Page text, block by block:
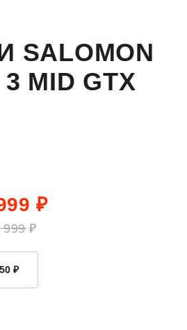
SALOMON
MID GTX
₽
999 ₽
₽